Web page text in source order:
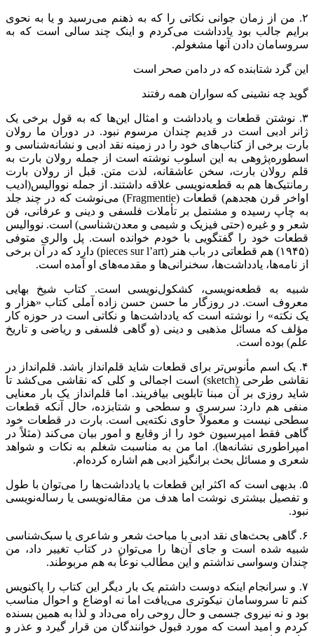
۲. من از زمان جوانی نکاتی را که به ذهنم می‌رسید و یا به نحوی
برایم جالب بود یادداشت می‌کردم و اینک چند سالی است که به
سروسامان دادن آنها مشغولم.
این گرد شتابنده که در دامن صحر است
گوید چه نشینی که سواران همه رفتند
۳. نوشتن قطعات و یادداشت و امثال این‌ها که به قول برخی یک
ژانر ادبی است در قدیم چندان مرسوم نبود. در دوران ما رولان
بارت برخی از کتاب‌های خود را در زمینه نقد ادبی و نشانه‌شناسی و
اسطوره‌پژوهی به این اسلوب نوشته است از جمله رولان بارت به
قلم رولان بارت، سخن عاشقانه، لذت متن. قبل از رولان بارت
رمانتیک‌ها هم به قطعه‌نویسی علاقه داشتند. از جمله نووالیس(ادیب
اواخر قرن هجدهم) قطعات (Fragmentie) می‌نوشت که در چند جلد
به چاپ رسیده و مشتمل بر تأملات فلسفی و دینی و عرفانی، فن
شعر و و غیره (حتی فیزیک و شیمی و معدن‌شناسی) است. نووالیس
قطعات خود را گفتگویی با خودم خوانده است. پل والری متوفی
(۱۹۴۵) هم قطعاتی در باب هنر (pieces sur l’art) دارد که در آن برخی
از نامه‌ها، یادداشت‌ها، سخنرانی‌ها و مقدمه‌های او آمده است.
شبیه به قطعه‌نویسی، کشکول‌نویسی است. کتاب شیخ بهایی
معروف است. در روزگار ما حسن حسن زاده آملی کتاب «هزار و
یک نکته» را نوشته است که یادداشت‌ها و نکاتی است در حوزه کار
مؤلف که مسائل مذهبی و دینی (و گاهی فلسفی و ریاضی و تاریخ
علم) بوده است.
۴. یک اسم مأنوس‌تر برای قطعات شاید قلم‌انداز باشد. قلم‌انداز در
نقاشی طرحی (sketch) است اجمالی و کلی که نقاشی می‌کشد تا
شاید روزی بر آن مبنا تابلویی بیافریند. اما قلم‌انداز یک بار معنایی
منفی هم دارد: سرسری و سطحی و شتابزده، حال آنکه قطعات
سطحی نیست و معمولاً حاوی نکته‌یی است. بارت در قطعات خود
گاهی فقط امپرسیون خود را از وقایع و امور بیان می‌کند (مثلاً در
امپراطوری نشانه‌ها). اما من به مناسبت شغلم به نکات و شواهد
شعری و مسائل بحث برانگیز ادبی هم اشاره کرده‌ام.
۵. بدیهی است که اکثر این قطعات با یادداشت‌ها را می‌توان با طول
و تفصیل بیشتری نوشت اما هدف من مقاله‌نویسی یا رساله‌نویسی
نبود.
۶. گاهی بحث‌های نقد ادبی با مباحث شعر و شاعری یا سبک‌شناسی
شبیه شده است و جای آن‌ها را می‌توان در کتاب تغییر داد، من
چندان وسواسی نداشتم و این مطالب نوعاً به هم مربوطند.
۷. و سرانجام اینکه دوست داشتم یک بار دیگر این کتاب را پاکنویس
کنم تا سروسامان نیکوتری می‌یافت اما نه اوضاع و احوال مناسب
بود و نه نیروی جسمی و حال روحی راه می‌داد و لذا به همین بسنده
کردم و امید است که مورد قبول خوانندگان من قرار گیرد و عذر و